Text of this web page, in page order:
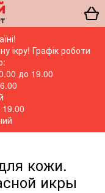
ікру! Графік роботи
до 19.00
кожи.
икры